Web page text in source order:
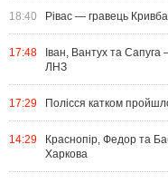
18:40 Рівас — гравець
17:48
Іван, Вантух та
ЛНЗ
17:29 Полісся катком
14:29
Краснопір, Федор та
Харкова